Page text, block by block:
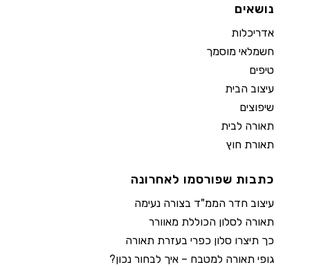
נושאים
אדריכלות
חשמלאי מוסמך
טיפים
עיצוב הבית
שיפוצים
תאורה לבית
תאורת חוץ
כתבות שפורסמו לאחרונה
עיצוב חדר הממ"ד בצורה נעימה
תאורה לסלון הכוללת מאוורר
כך תיצרו סלון כפרי בעזרת תאורה
גופי תאורה למטבח – איך לבחור נכון?